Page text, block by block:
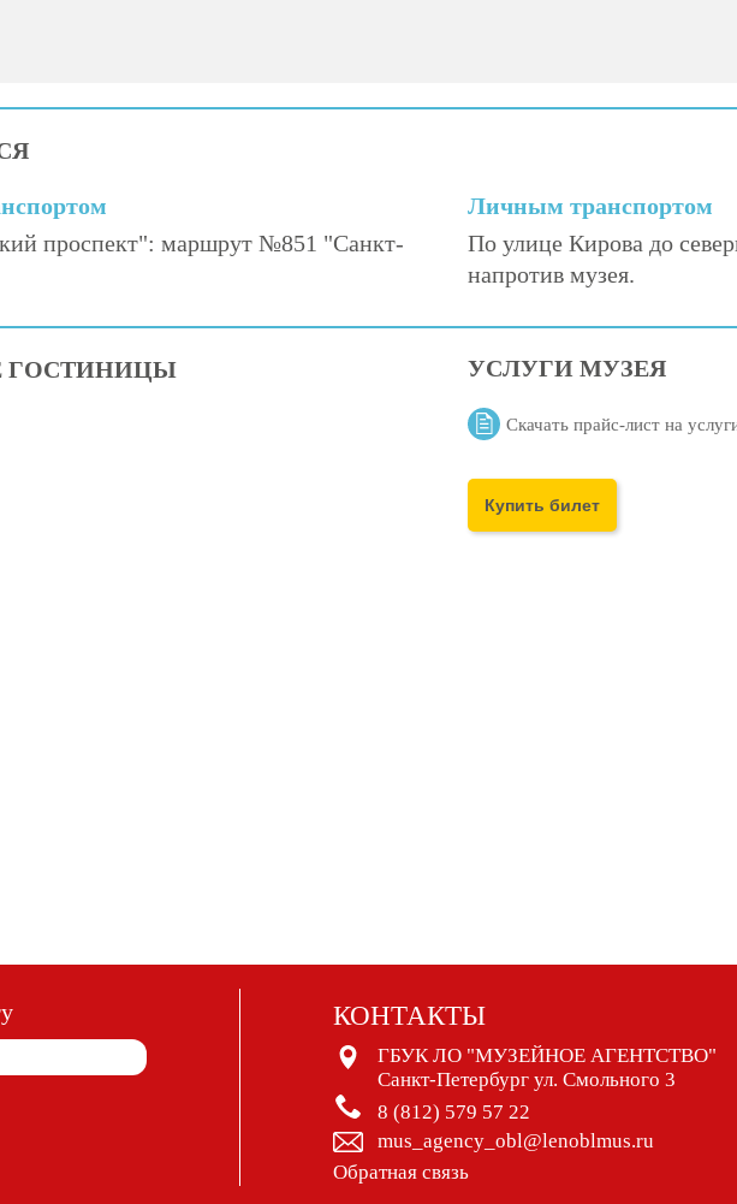
проспект": маршрут №851 "Санкт-
Личным транспортом
По улице Кирова до
напротив музея.
УСЛУГИ МУЗЕЯ
Скачать прайс-лист на
Купить билет
КОНТАКТЫ
ГБУК ЛО "МУЗЕЙНОЕ АГЕНТСТВО"
Санкт-Петербург ул. Смольного 3
8 (812) 579 57 22
mus_agency_obl@lenoblmus.ru
Обратная связь